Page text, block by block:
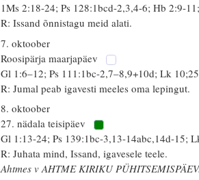
1Ms 2:18-24; Ps 128:1bcd-2,3,4-6; Hb 2:9-
R: Issand õnnistagu meid alati.
7. oktoober
Roosipärja maarjapäev
Gl 1:6–12; Ps 111:1bc-2,7–8,9+10d; Lk
R: Jumal peab igavesti meeles oma lepingut.
8. oktoober
27. nädala teisipäev
Gl 1:13-24; Ps 139:1bc-3,13-14abc,14d-15;
R: Juhata mind, Issand, igavesele teele.
Ahtmes v AHTME KIRIKU